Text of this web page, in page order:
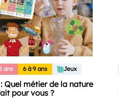
ans 6 à 9 ans Jeux
Quel métier de la nature
pour vous ?